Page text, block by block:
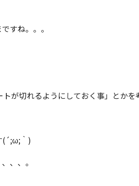
すね。。。
が切れるようにしておく事」とかを
(´;ω;｀)
、、。